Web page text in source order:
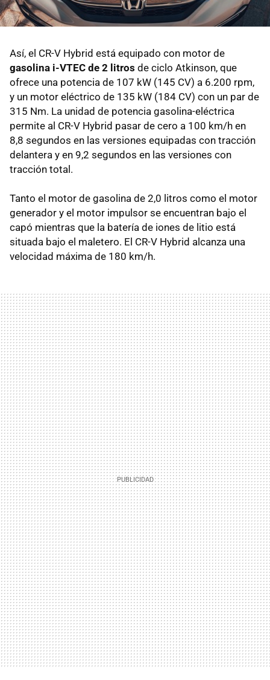
Así, el CR-V Hybrid está equipado con motor de
gasolina i-VTEC de 2 litros de ciclo Atkinson, que
ofrece una potencia de 107 kW (145 CV) a 6.200 rpm,
y un motor eléctrico de 135 kW (184 CV) con un par de
315 Nm. La unidad de potencia gasolina-eléctrica
permite al CR-V Hybrid pasar de cero a 100 km/h en
8,8 segundos en las versiones equipadas con tracción
delantera y en 9,2 segundos en las versiones con
tracción total.
Tanto el motor de gasolina de 2,0 litros como el motor
generador y el motor impulsor se encuentran bajo el
capó mientras que la batería de iones de litio está
situada bajo el maletero. El CR-V Hybrid alcanza una
velocidad máxima de 180 km/h.